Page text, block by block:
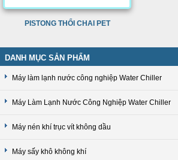
PISTONG THỔI CHAI PET
DANH MỤC SẢN PHẨM
Máy làm lạnh nước công nghiệp Water Chiller
Máy Làm Lạnh Nước Công Nghiệp Water Chiller
Máy nén khí trục vít không dầu
Máy sấy khô không khí